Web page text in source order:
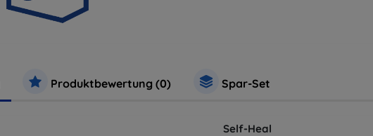
Produktbewertung (0) Spar-Set
Self-Heal